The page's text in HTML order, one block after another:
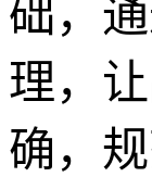
础，
理，
确，